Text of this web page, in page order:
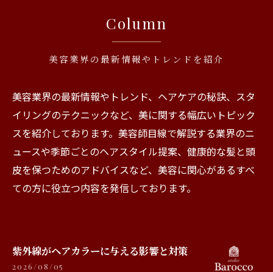
Column
美容業界の最新情報やトレンドを紹介
美容業界の最新情報やトレンド、ヘアケアの秘訣、スタ
イリングのテクニックなど、美に関する幅広いトピック
スを紹介しております。美容師目線で解説する業界のニ
ュースや季節ごとのヘアスタイル提案、健康的な髪と頭
皮を保つためのアドバイスなど、美容に関心があるすべ
ての方に役立つ内容を発信しております。
紫外線がヘアカラーに与える影響と対策
2026/08/05